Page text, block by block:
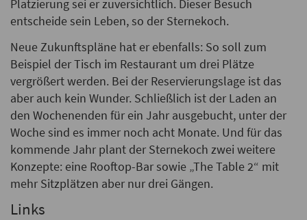
Platzierung sei er zuversichtlich. Dieser Besuch
entscheide sein Leben, so der Sternekoch.
Neue Zukunftspläne hat er ebenfalls: So soll zum
Beispiel der Tisch im Restaurant um drei Plätze
vergrößert werden. Bei der Reservierungslage ist das
aber auch kein Wunder. Schließlich ist der Laden an
den Wochenenden für ein Jahr ausgebucht, unter der
Woche sind es immer noch acht Monate. Und für das
kommende Jahr plant der Sternekoch zwei weitere
Konzepte: eine Rooftop-Bar sowie „The Table 2“ mit
mehr Sitzplätzen aber nur drei Gängen.
Links